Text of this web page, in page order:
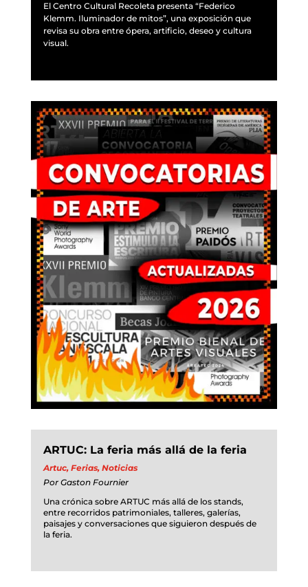
El Centro Cultural Recoleta presenta “Federico
Klemm. Iluminador de mitos”, una exposición que
revisa su obra entre ópera, artificio, deseo y cultura
visual.
ARTUC: La feria más allá de la feria
Artuc, Ferias, Noticias
Por Gaston Fournier
Una crónica sobre ARTUC más allá de los stands,
entre recorridos patrimoniales, talleres, galerías,
paisajes y conversaciones que siguieron después de
la feria.